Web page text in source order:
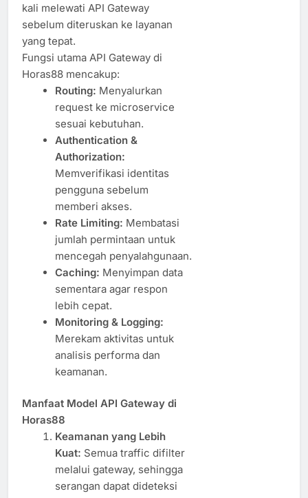
kali melewati API Gateway
sebelum diteruskan ke layanan
yang tepat.
Fungsi utama API Gateway di
Horas88 mencakup:
Routing: Menyalurkan
request ke microservice
sesuai kebutuhan.
Authentication &
Authorization:
Memverifikasi identitas
pengguna sebelum
memberi akses.
Rate Limiting: Membatasi
jumlah permintaan untuk
mencegah penyalahgunaan.
Caching: Menyimpan data
sementara agar respon
lebih cepat.
Monitoring & Logging:
Merekam aktivitas untuk
analisis performa dan
keamanan.
Manfaat Model API Gateway di
Horas88
Keamanan yang Lebih
Kuat: Semua traffic difilter
melalui gateway, sehingga
serangan dapat dideteksi